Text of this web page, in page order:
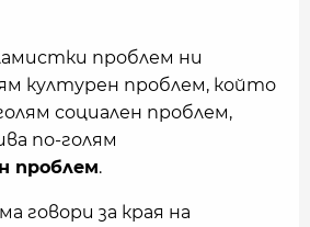
проблем ни
културен проблем, който
социален проблем,
по-голям
проблем.
говори за края на